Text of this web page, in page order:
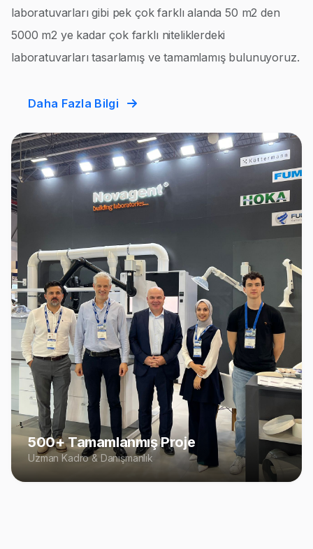
laboratuvarları gibi pek çok farklı alanda 50 m2 den
5000 m2 ye kadar çok farklı niteliklerdeki
laboratuvarları tasarlamış ve tamamlamış bulunuyoruz.
Daha Fazla Bilgi
500+ Tamamlanmış Proje
Uzman Kadro & Danışmanlık